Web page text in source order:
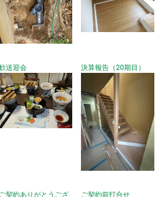
送迎会 決算報告（20期目）
ご契約ありがとうござ ご契約前打合せ